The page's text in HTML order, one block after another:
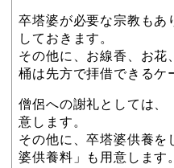
卒塔婆が必要な宗教もあ
しておきます。
その他に、お線香、お花
桶は先方で拝借できるケ
僧侶への謝礼としては、
意します。
その他に、卒塔婆供養
婆供養料」も用意します。